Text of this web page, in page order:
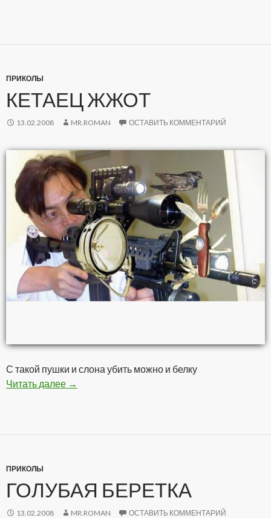
ПРИКОЛЫ
КЕТАЕЦ ЖЖОТ
13.02.2008 MR.ROMAN ОСТАВИТЬ КОММЕНТАРИЙ
С такой пушки и слона убить можно и белку
Читать далее Кетаец жжот
→
ПРИКОЛЫ
ГОЛУБАЯ БЕРЕТКА
13.02.2008 MR.ROMAN ОСТАВИТЬ КОММЕНТАРИЙ